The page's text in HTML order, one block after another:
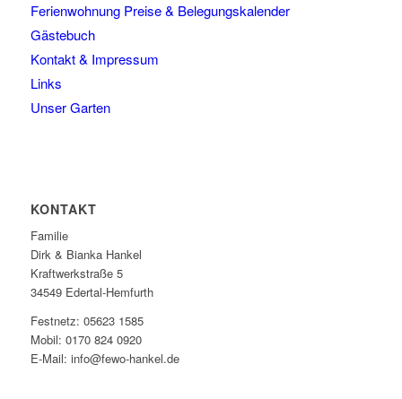
Ferienwohnung Preise & Belegungskalender
Gästebuch
Kontakt & Impressum
Links
Unser Garten
KONTAKT
Familie
Dirk & Bianka Hankel
Kraftwerkstraße 5
34549 Edertal-Hemfurth
Festnetz: 05623 1585
Mobil: 0170 824 0920
E-Mail: info@fewo-hankel.de